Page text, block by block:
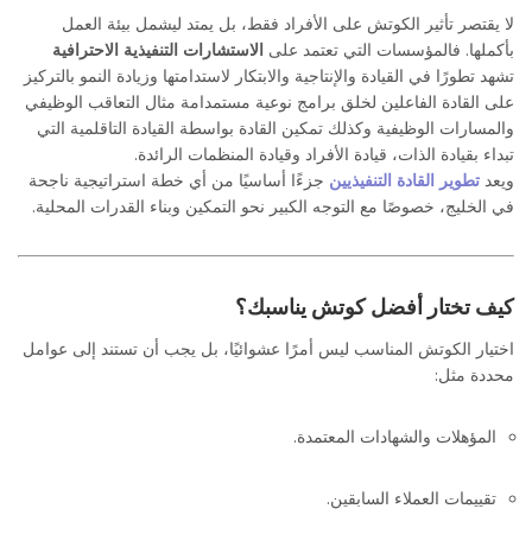
لا يقتصر تأثير الكوتش على الأفراد فقط، بل يمتد ليشمل بيئة العمل
بأكملها. فالمؤسسات التي تعتمد على الاستشارات التنفيذية الاحترافية
تشهد تطورًا في القيادة والإنتاجية والابتكار لاستدامتها وزيادة النمو بالتركيز
على القادة الفاعلين لخلق برامج نوعية مستمدامة مثال التعاقب الوظيفي
والمسارات الوظيفية وكذلك تمكين القادة بواسطة القيادة التاقلمية التي
تبداء بقيادة الذات، قيادة الأفراد وقيادة المنظمات الرائدة.
ويعد تطوير القادة التنفيذيين جزءًا أساسيًا من أي خطة استراتيجية ناجحة
في الخليج، خصوصًا مع التوجه الكبير نحو التمكين وبناء القدرات المحلية.
كيف تختار أفضل كوتش يناسبك؟
اختيار الكوتش المناسب ليس أمرًا عشوائيًا، بل يجب أن تستند إلى عوامل
محددة مثل:
المؤهلات والشهادات المعتمدة.
تقييمات العملاء السابقين.